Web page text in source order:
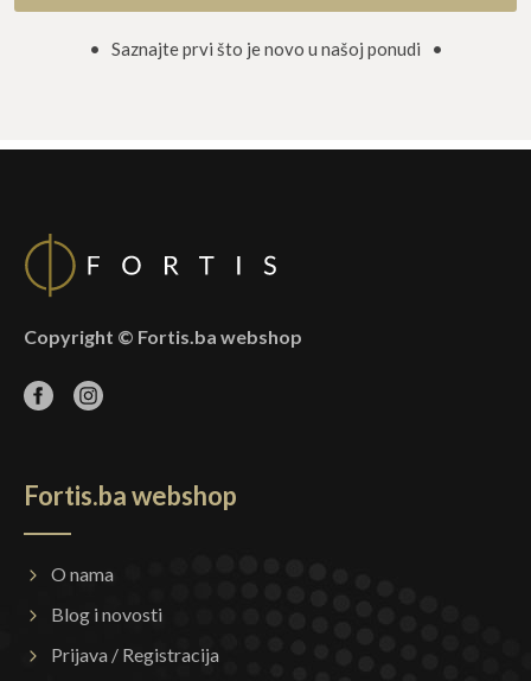
• Saznajte prvi što je novo u našoj ponudi •
Copyright © Fortis.ba webshop
Fortis.ba webshop
O nama
Blog i novosti
Prijava / Registracija